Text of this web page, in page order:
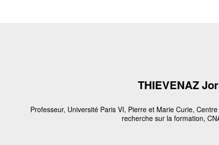
THIEVENAZ
Professeur, Université Paris VI, Pierre et Marie Curie,
recherche sur la formation,